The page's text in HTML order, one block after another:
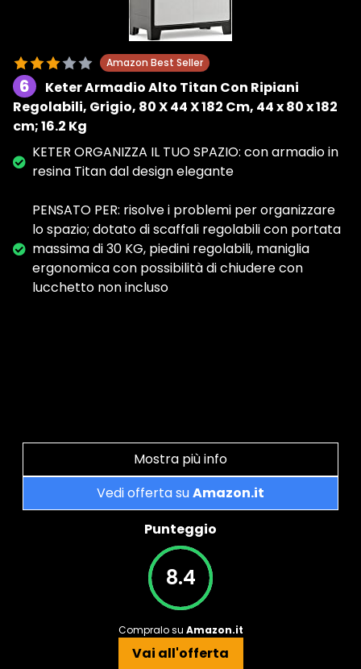
Amazon Best Seller
6
Keter Armadio Alto Titan Con Ripiani
Regolabili, Grigio, 80 X 44 X 182 Cm, ‎44 x 80 x 182
cm; 16.2 Kg
KETER ORGANIZZA IL TUO SPAZIO: con armadio in
resina Titan dal design elegante
PENSATO PER: risolve i problemi per organizzare
lo spazio; dotato di scaffali regolabili con portata
massima di 30 KG, piedini regolabili, maniglia
ergonomica con possibilità di chiudere con
lucchetto non incluso
Mostra più info
Vedi offerta suAmazon.it
Punteggio
8.4
Compralo su Amazon.it
Vai all'offerta